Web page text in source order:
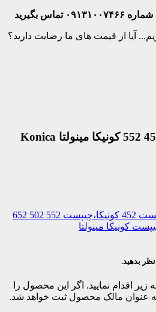
تماس بگیرید
آیا از قیمت های ما رضایت دارید؟
چیپست 602 652 502 452 552 کونیکا مینولتا Konica
چیپست کونیکا،چیپست 452 کونیکا،چیپست 552 502 652
بدهید.
اقدام نمایید. اگر این محصول را
به عنوان مالک محصول ثبت خواهد شد.